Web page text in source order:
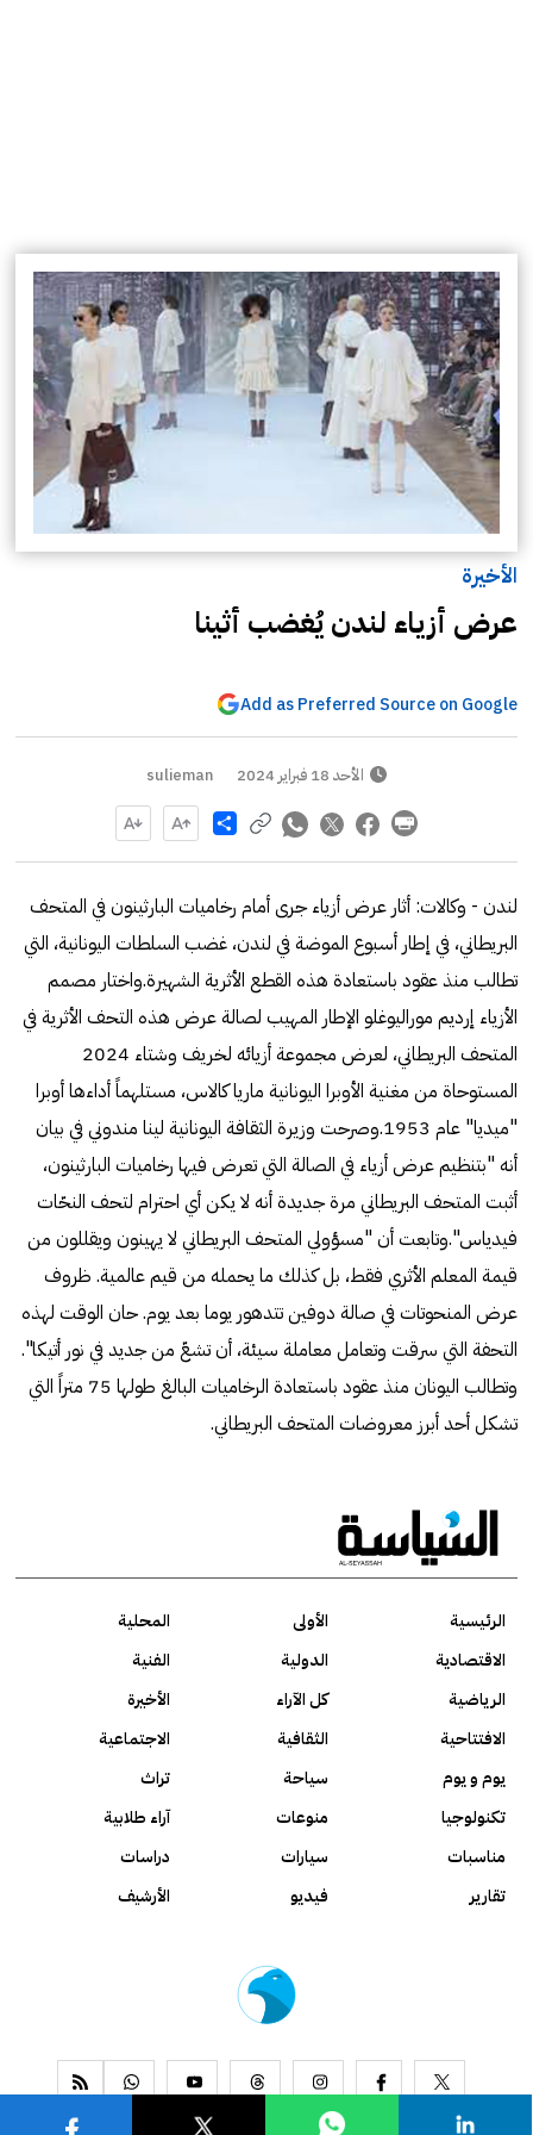
الأخيرة
عرض أزياء لندن يُغضب أثينا
Add as Preferred Source on Google
الأحد 18 فبراير 2024 sulieman
Share
لندن - وكالات: أثار عرض أزياء جرى أمام رخاميات البارثينون في المتحف
البريطاني، في إطار أسبوع الموضة في لندن، غضب السلطات اليونانية، التي
تطالب منذ عقود باستعادة هذه القطع الأثرية الشهيرة.واختار مصمم
الأزياء إرديم موراليوغلو الإطار المهيب لصالة عرض هذه التحف الأثرية في
المتحف البريطاني، لعرض مجموعة أزيائه لخريف وشتاء 2024
المستوحاة من مغنية الأوبرا اليونانية ماريا كالاس، مستلهماً أداءها أوبرا
"ميديا" عام 1953.وصرحت وزيرة الثقافة اليونانية لينا مندوني في بيان
أنه "بتنظيم عرض أزياء في الصالة التي تعرض فيها رخاميات البارثينون،
أثبت المتحف البريطاني مرة جديدة أنه لا يكن أي احترام لتحف النحّات
فيدياس".وتابعت أن "مسؤولي المتحف البريطاني لا يهينون ويقللون من
قيمة المعلم الأثري فقط، بل كذلك ما يحمله من قيم عالمية. ظروف
عرض المنحوتات في صالة دوفين تتدهور يوما بعد يوم. حان الوقت لهذه
التحفة التي سرقت وتعامل معاملة سيئة، أن تشعّ من جديد في نور أتيكا".
وتطالب اليونان منذ عقود باستعادة الرخاميات البالغ طولها 75 متراً التي
تشكل أحد أبرز معروضات المتحف البريطاني.
الرئيسية الأولى
المحلية
الاقتصادية
الدولية
الفنية
الرياضية
كل الآراء
الأخيرة
الافتتاحية
الثقافية
الاجتماعية
يوم و يوم
سياحة
تراث
تكنولوجيا
منوعات
آراء طلابية
مناسبات
سيارات
دراسات
تقارير
فيديو الأرشيف